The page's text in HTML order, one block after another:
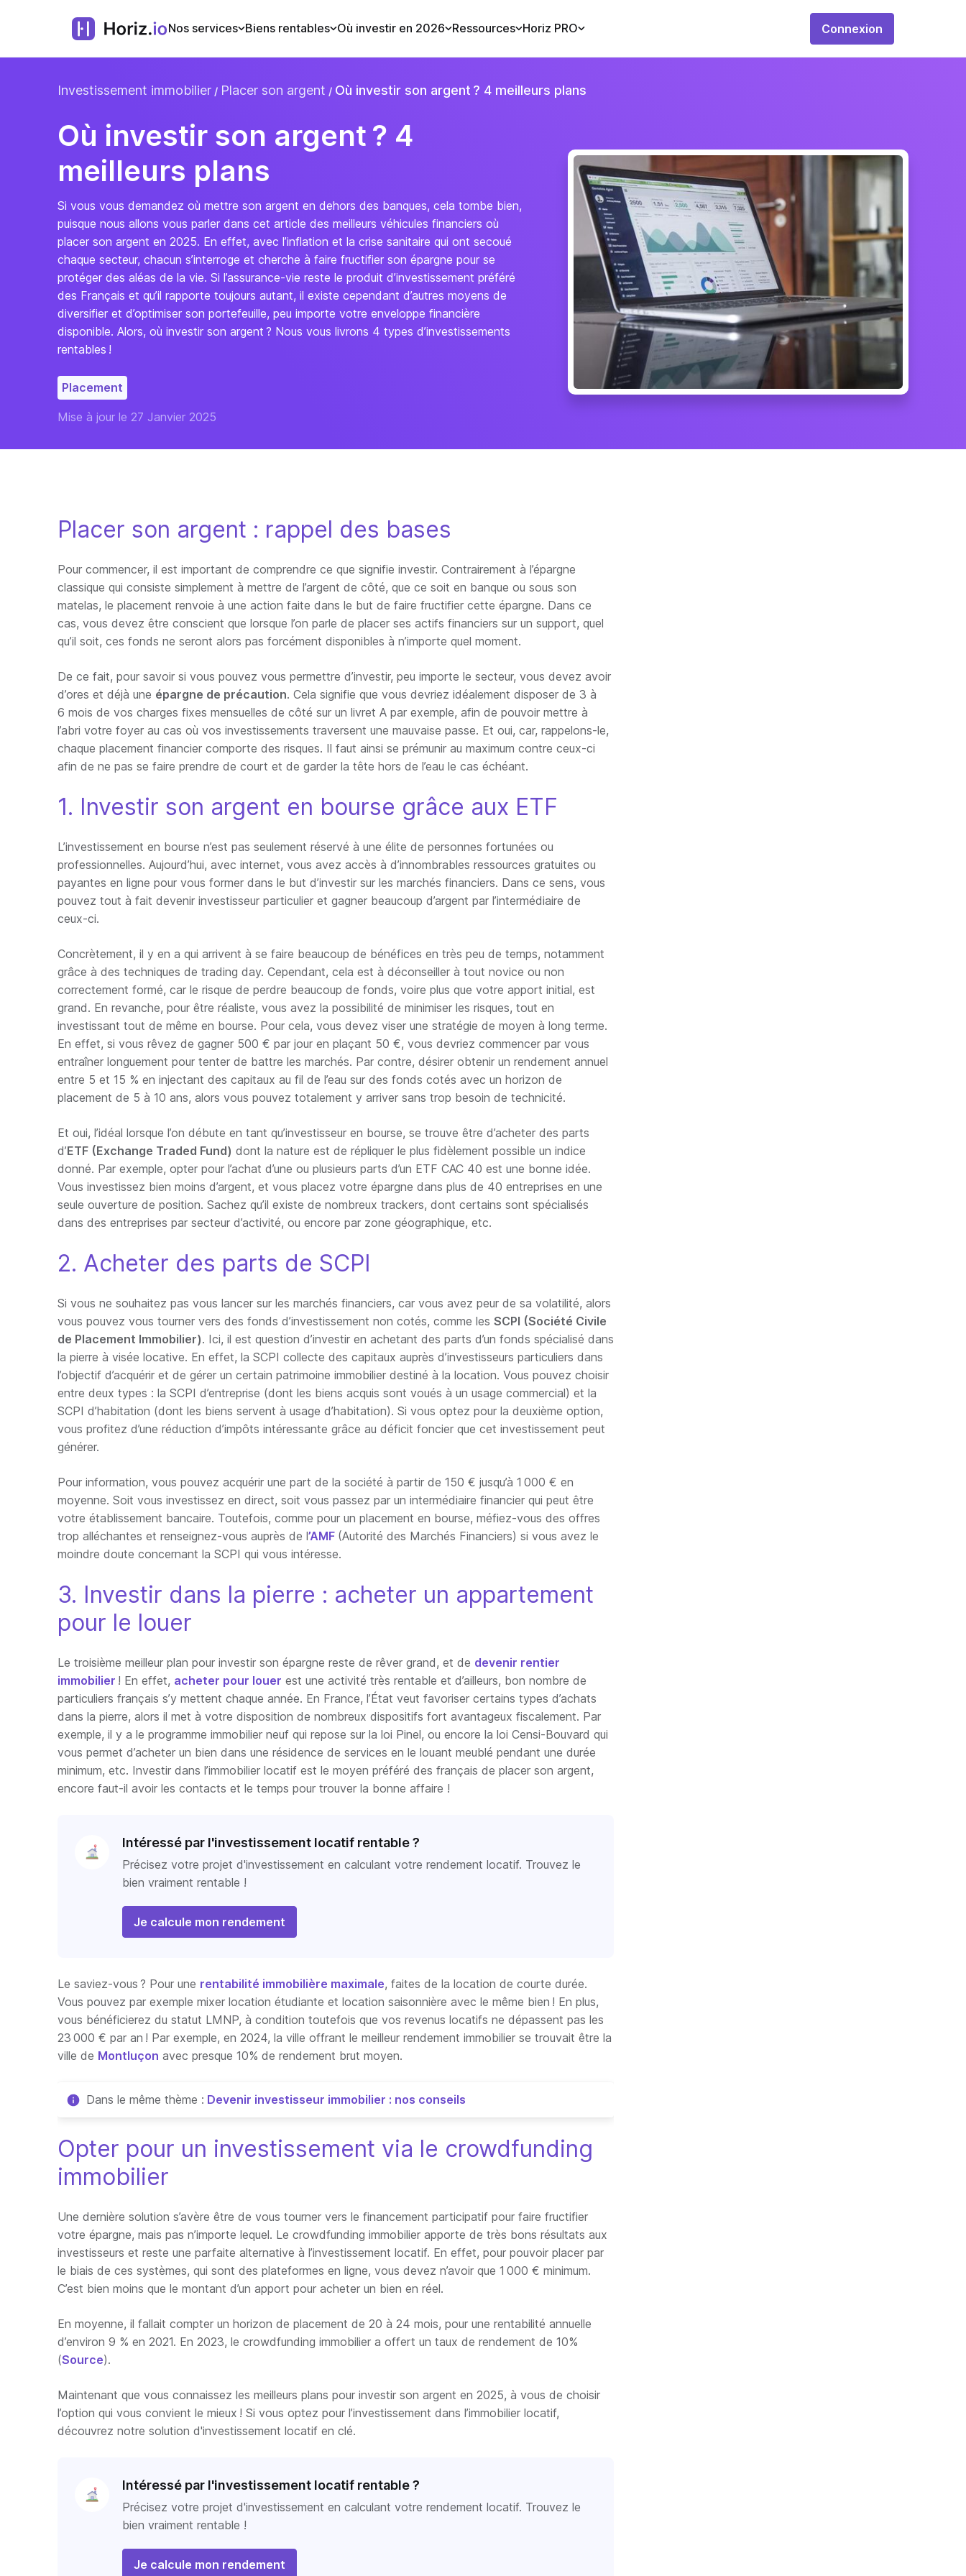
Nos services Biens rentables Où investir en 2026 Ressources Horiz PRO Connexion
Investissement immobilier Placer son argent Où investir son argent ? 4 meilleurs plans
Où investir son argent ? 4
meilleurs plans
Si vous vous demandez où mettre son argent en dehors des banques, cela tombe bien,
puisque nous allons vous parler dans cet article des meilleurs véhicules financiers où
placer son argent en 2025. En effet, avec l’inflation et la crise sanitaire qui ont secoué
chaque secteur, chacun s’interroge et cherche à faire fructifier son épargne pour se
protéger des aléas de la vie. Si l’assurance-vie reste le produit d’investissement préféré
des Français et qu’il rapporte toujours autant, il existe cependant d’autres moyens de
diversifier et d’optimiser son portefeuille, peu importe votre enveloppe financière
disponible. Alors, où investir son argent ? Nous vous livrons 4 types d’investissements
rentables !
Placement
Mise à jour le 27 Janvier 2025
Placer son argent : rappel des bases
Pour commencer, il est important de comprendre ce que signifie investir. Contrairement à l’épargne
classique qui consiste simplement à mettre de l’argent de côté, que ce soit en banque ou sous son
matelas, le placement renvoie à une action faite dans le but de faire fructifier cette épargne. Dans ce
cas, vous devez être conscient que lorsque l’on parle de placer ses actifs financiers sur un support, quel
qu’il soit, ces fonds ne seront alors pas forcément disponibles à n’importe quel moment.
De ce fait, pour savoir si vous pouvez vous permettre d’investir, peu importe le secteur, vous devez avoir
d’ores et déjà une épargne de précaution. Cela signifie que vous devriez idéalement disposer de 3 à
6 mois de vos charges fixes mensuelles de côté sur un livret A par exemple, afin de pouvoir mettre à
l’abri votre foyer au cas où vos investissements traversent une mauvaise passe. Et oui, car, rappelons-le,
chaque placement financier comporte des risques. Il faut ainsi se prémunir au maximum contre ceux-ci
afin de ne pas se faire prendre de court et de garder la tête hors de l’eau le cas échéant.
1. Investir son argent en bourse grâce aux ETF
L’investissement en bourse n’est pas seulement réservé à une élite de personnes fortunées ou
professionnelles. Aujourd’hui, avec internet, vous avez accès à d’innombrables ressources gratuites ou
payantes en ligne pour vous former dans le but d’investir sur les marchés financiers. Dans ce sens, vous
pouvez tout à fait devenir investisseur particulier et gagner beaucoup d’argent par l’intermédiaire de
ceux-ci.
Concrètement, il y en a qui arrivent à se faire beaucoup de bénéfices en très peu de temps, notamment
grâce à des techniques de trading day. Cependant, cela est à déconseiller à tout novice ou non
correctement formé, car le risque de perdre beaucoup de fonds, voire plus que votre apport initial, est
grand. En revanche, pour être réaliste, vous avez la possibilité de minimiser les risques, tout en
investissant tout de même en bourse. Pour cela, vous devez viser une stratégie de moyen à long terme.
En effet, si vous rêvez de gagner 500 € par jour en plaçant 50 €, vous devriez commencer par vous
entraîner longuement pour tenter de battre les marchés. Par contre, désirer obtenir un rendement annuel
entre 5 et 15 % en injectant des capitaux au fil de l’eau sur des fonds cotés avec un horizon de
placement de 5 à 10 ans, alors vous pouvez totalement y arriver sans trop besoin de technicité.
Et oui, l’idéal lorsque l’on débute en tant qu’investisseur en bourse, se trouve être d’acheter des parts
d’ETF (Exchange Traded Fund) dont la nature est de répliquer le plus fidèlement possible un indice
donné. Par exemple, opter pour l’achat d’une ou plusieurs parts d’un ETF CAC 40 est une bonne idée.
Vous investissez bien moins d’argent, et vous placez votre épargne dans plus de 40 entreprises en une
seule ouverture de position. Sachez qu’il existe de nombreux trackers, dont certains sont spécialisés
dans des entreprises par secteur d’activité, ou encore par zone géographique, etc.
2. Acheter des parts de SCPI
Si vous ne souhaitez pas vous lancer sur les marchés financiers, car vous avez peur de sa volatilité, alors
vous pouvez vous tourner vers des fonds d’investissement non cotés, comme les SCPI (Société Civile
de Placement Immobilier). Ici, il est question d’investir en achetant des parts d’un fonds spécialisé dans
la pierre à visée locative. En effet, la SCPI collecte des capitaux auprès d’investisseurs particuliers dans
l’objectif d’acquérir et de gérer un certain patrimoine immobilier destiné à la location. Vous pouvez choisir
entre deux types : la SCPI d’entreprise (dont les biens acquis sont voués à un usage commercial) et la
SCPI d’habitation (dont les biens servent à usage d’habitation). Si vous optez pour la deuxième option,
vous profitez d’une réduction d’impôts intéressante grâce au déficit foncier que cet investissement peut
générer.
Pour information, vous pouvez acquérir une part de la société à partir de 150 € jusqu’à 1 000 € en
moyenne. Soit vous investissez en direct, soit vous passez par un intermédiaire financier qui peut être
votre établissement bancaire. Toutefois, comme pour un placement en bourse, méfiez-vous des offres
trop alléchantes et renseignez-vous auprès de l’AMF (Autorité des Marchés Financiers) si vous avez le
moindre doute concernant la SCPI qui vous intéresse.
3. Investir dans la pierre : acheter un appartement
pour le louer
Le troisième meilleur plan pour investir son épargne reste de rêver grand, et de devenir rentier
immobilier ! En effet, acheter pour louer est une activité très rentable et d’ailleurs, bon nombre de
particuliers français s’y mettent chaque année. En France, l’État veut favoriser certains types d’achats
dans la pierre, alors il met à votre disposition de nombreux dispositifs fort avantageux fiscalement. Par
exemple, il y a le programme immobilier neuf qui repose sur la loi Pinel, ou encore la loi Censi-Bouvard qui
vous permet d’acheter un bien dans une résidence de services en le louant meublé pendant une durée
minimum, etc. Investir dans l’immobilier locatif est le moyen préféré des français de placer son argent,
encore faut-il avoir les contacts et le temps pour trouver la bonne affaire !
Intéressé par l'investissement locatif rentable ?
Précisez votre projet d'investissement en calculant votre rendement locatif. Trouvez le
bien vraiment rentable !
Je calcule mon rendement
Le saviez-vous ? Pour une rentabilité immobilière maximale, faites de la location de courte durée.
Vous pouvez par exemple mixer location étudiante et location saisonnière avec le même bien ! En plus,
vous bénéficierez du statut LMNP, à condition toutefois que vos revenus locatifs ne dépassent pas les
23 000 € par an ! Par exemple, en 2024, la ville offrant le meilleur rendement immobilier se trouvait être la
ville de Montluçon avec presque 10% de rendement brut moyen.
Dans le même thème : Devenir investisseur immobilier : nos conseils
Opter pour un investissement via le crowdfunding
immobilier
Une dernière solution s’avère être de vous tourner vers le financement participatif pour faire fructifier
votre épargne, mais pas n’importe lequel. Le crowdfunding immobilier apporte de très bons résultats aux
investisseurs et reste une parfaite alternative à l’investissement locatif. En effet, pour pouvoir placer par
le biais de ces systèmes, qui sont des plateformes en ligne, vous devez n’avoir que 1 000 € minimum.
C’est bien moins que le montant d’un apport pour acheter un bien en réel.
En moyenne, il fallait compter un horizon de placement de 20 à 24 mois, pour une rentabilité annuelle
d’environ 9 % en 2021. En 2023, le crowdfunding immobilier a offert un taux de rendement de 10%
(Source).
Maintenant que vous connaissez les meilleurs plans pour investir son argent en 2025, à vous de choisir
l’option qui vous convient le mieux ! Si vous optez pour l’investissement dans l’immobilier locatif,
découvrez notre solution d'investissement locatif en clé.
Intéressé par l'investissement locatif rentable ?
Précisez votre projet d'investissement en calculant votre rendement locatif. Trouvez le
bien vraiment rentable !
Je calcule mon rendement